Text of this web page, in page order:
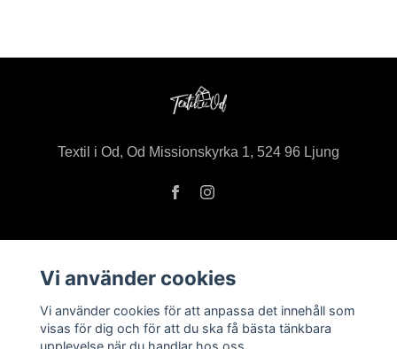
Textil i Od, Od Missionskyrka 1, 524 96 Ljung
Om oss
Öppettider i butiken
Kontakt
Vi använder cookies
Vi använder cookies för att anpassa det innehåll som
visas för dig och för att du ska få bästa tänkbara
upplevelse när du handlar hos oss.